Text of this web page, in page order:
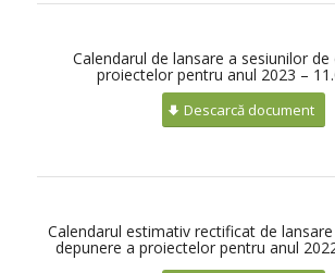
Calendarul de lansare a sesiunilor de
proiectelor pentru anul 2023 –
Descarcă document
Calendarul estimativ rectificat de
depunere a proiectelor pentru anul